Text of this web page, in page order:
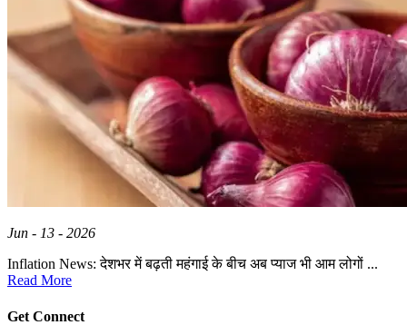
Jun - 13 - 2026
Inflation News: देशभर में बढ़ती महंगाई के बीच अब प्याज भी आम लोगों ...
Read More
Get Connect